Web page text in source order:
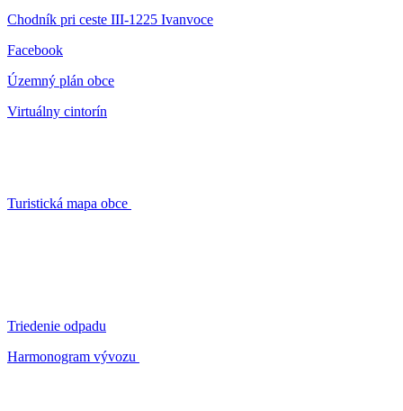
Chodník pri ceste III-1225 Ivanvoce
Facebook
Územný plán obce
Virtuálny cintorín
Turistická mapa obce
Triedenie odpadu
Harmonogram vývozu